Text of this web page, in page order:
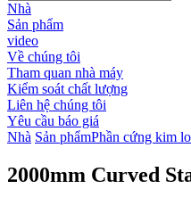
Nhà
Sản phẩm
video
Về chúng tôi
Tham quan nhà máy
Kiểm soát chất lượng
Liên hệ chúng tôi
Yêu cầu báo giá
Nhà Sản phẩmPhần cứng kim
2000mm Curved